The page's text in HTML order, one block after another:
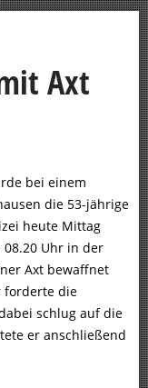
Axt
bei einem
die 53-jährige
heute Mittag
08.20 Uhr in der
Axt bewaffnet
forderte die
schlug auf die
er anschließend